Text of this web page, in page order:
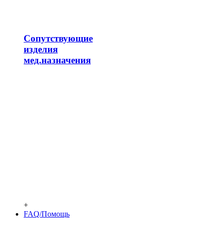
Сопутствующие
изделия
мед.назначения
+
FAQ/Помощь